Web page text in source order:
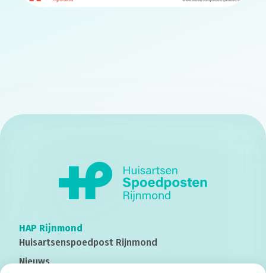
HAP Rijnmond
Huisartsenspoedpost Rijnmond
Nieuws